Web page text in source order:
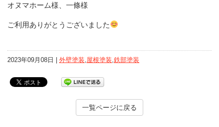
オヌマホーム様、一條様
ご利用ありがとうございました
2023年09月08日 | 外壁塗装 屋根塗装 鉄部塗装
一覧ページに戻る